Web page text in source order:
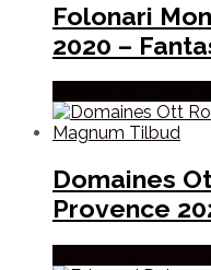
Folonari
2020 –
Domaines
Provence